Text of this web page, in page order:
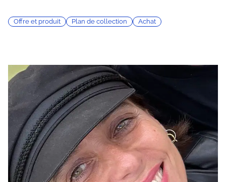
Offre et produit Plan de collection Achat